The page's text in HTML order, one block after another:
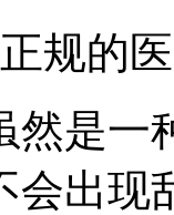
规的
然是一
会出现